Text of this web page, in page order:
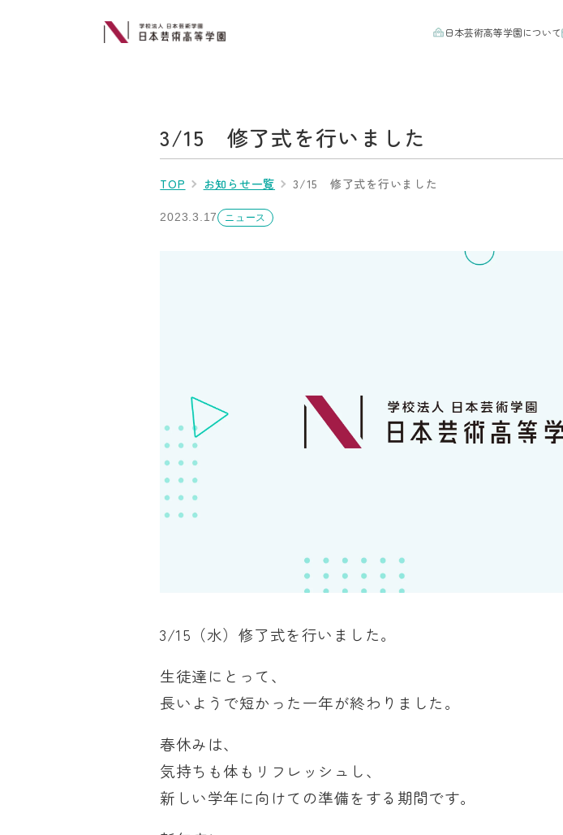
日本芸術高等学園について
3/15 修了式を行いました
TOP お知らせ一覧 3/15 修了式を行いました
2023.3.17 ニュース
3/15（水）修了式を行いました。
生徒達にとって、
長いようで短かった一年が終わりました。
春休みは、
気持ちも体もリフレッシュし、
新しい学年に向けての準備をする期間です。